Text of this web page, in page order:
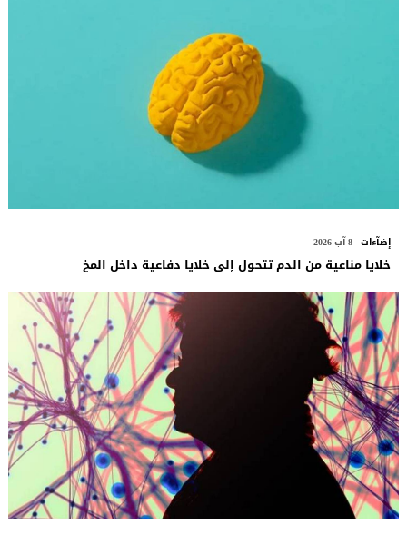
إضآءات- 8 آب 2026
خلايا مناعية من الدم تتحول إلى خلايا دفاعية داخل المخ